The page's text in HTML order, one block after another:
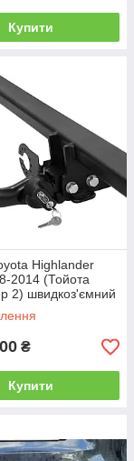
монтувати і
мають
фаркопу є
вставку".
Купити
Highlander
2014 (Тойота
2) швидкоз'ємний
₴
Купити